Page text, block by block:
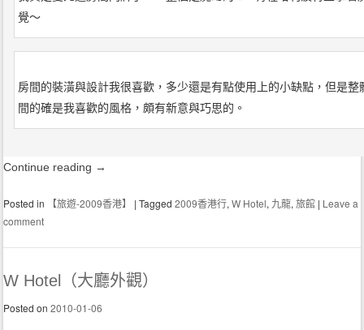
覺～
房間的裝潢與設計我很喜歡，多少還是有點使用上的小缺點，但是整
間的確是我喜歡的風格，頗有新意與巧思的。
Continue reading →
Posted in 【旅遊-2009香港】 |Tagged2009香港行,W Hotel, 九龍,旅館 | Leave a
comment
W Hotel（大廳外觀）
Posted on2010-01-06